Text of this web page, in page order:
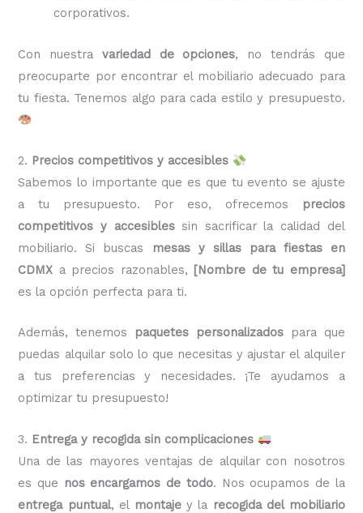
corporativos.
Con nuestra variedad de opciones, no tendrás que
preocuparte por encontrar el mobiliario adecuado para
tu fiesta. Tenemos algo para cada estilo y presupuesto.
2. Precios competitivos y accesibles
Sabemos lo importante que es que tu evento se ajuste
a tu presupuesto. Por eso, ofrecemos
precios
competitivos y accesiblessin sacrificar la calidad del
mobiliario. Si buscas
mesas y sillas para fiestas en
CDMX a precios razonables, [Nombre de tu empresa]
es la opción perfecta para ti.
Además, tenemos paquetes personalizadospara que
puedas alquilar solo lo que necesitas y ajustar el alquiler
a tus preferencias y necesidades. ¡Te ayudamos a
optimizar tu presupuesto!
3. Entrega y recogida sin complicaciones
Una de las mayores ventajas de alquilar con nosotros
es que nos encargamos de todo. Nos ocupamos de la
entrega puntual, el montajey la recogida del mobiliario